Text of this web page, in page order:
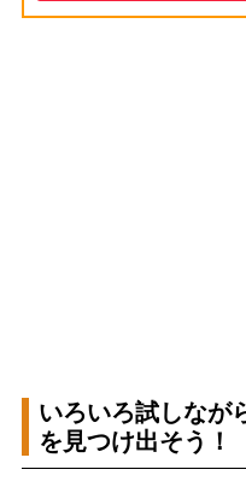
いろいろ試しなが
を見つけ出そう！